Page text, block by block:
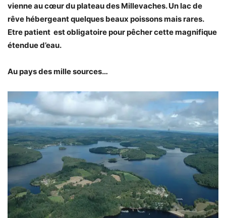
vienne au cœur du plateau des Millevaches. Un lac de
rêve hébergeant quelques beaux poissons mais rares.
Etre patient est obligatoire pour pêcher cette magnifique
étendue d’eau.
Au pays des mille sources…